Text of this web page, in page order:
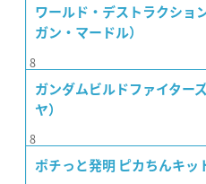
ワールド・デストラクショ
ガン・マードル）
8
ガンダムビルドファイター
ヤ）
8
ポチっと発明 ピカちんキッ